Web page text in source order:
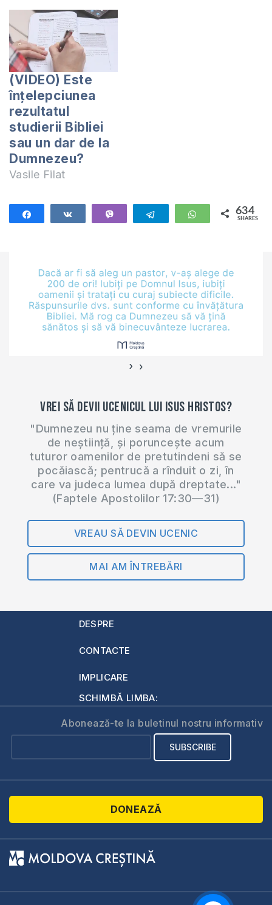
(VIDEO) Este
înțelepciunea
rezultatul
studierii Bibliei
sau un dar de la
Dumnezeu?
Vasile Filat
Telegram WhatsApp
634
SHARES
‹ ›
Vrei să devii ucenicul lui Isus Hristos?
"Dumnezeu nu ține seama de vremurile
de neștiință, și poruncește acum
tuturor oamenilor de pretutindeni să se
pocăiască; pentrucă a rînduit o zi, în
care va judeca lumea după dreptate..."
(Faptele Apostolilor 17:30—31)
VREAU SĂ DEVIN UCENIC
MAI AM ÎNTREBĂRI
DESPRE
CONTACTE
IMPLICARE
SCHIMBĂ LIMBA:
Abonează-te la buletinul nostru informativ
DONEAZĂ